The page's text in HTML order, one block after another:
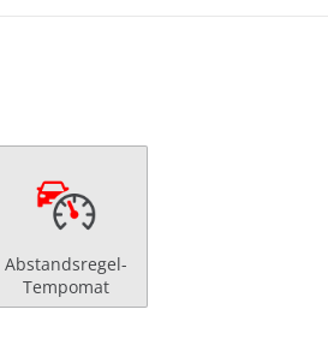
Abstandsregel-
Tempomat